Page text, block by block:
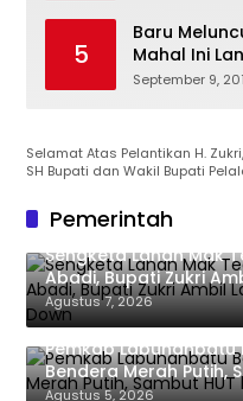
5
Baru
Mahal Ini
Terjual
September 9,
Selamat Atas Pelantikan H.
SH Bupati dan Wakil Bupati
Pemerintah
Sengketa Lahan Mak
Abadi, Bupati Zukri
Cooling Down
Agustus 7, 2026
Pemkab Labuhanbatu
Bendera Merah Putih,
Kemerdekaan RI
Agustus 5, 2026